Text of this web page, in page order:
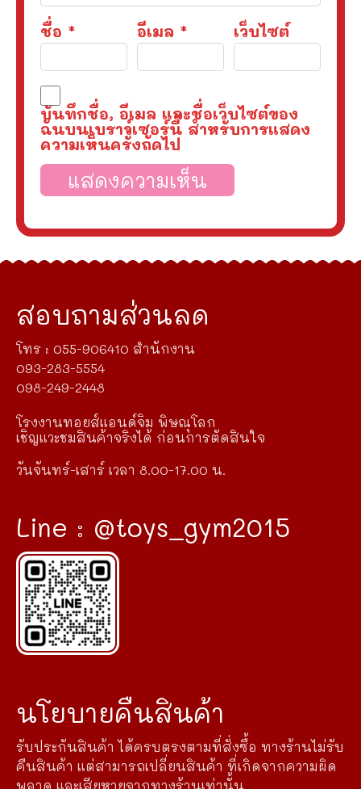
ชื่อ * อีเมล * เว็บไซต์
บันทึกชื่อ, อีเมล และชื่อเว็บไซต์ของ
ฉันบนเบราว์เซอร์นี้ สำหรับการแสดง
ความเห็นครั้งถัดไป
สอบถามส่วนลด
โทร : 055-906410 สำนักงาน
093-283-5554
098-249-2448
โรงงานทอยส์แอนด์จิม พิษณุโลก
เชิญแวะชมสินค้าจริงได้ ก่อนการตัดสินใจ
วันจันทร์-เสาร์ เวลา 8.00-17.00 น.
Line : @toys_gym2015
นโยบายคืนสินค้า
รับประกันสินค้า ได้ครบตรงตามที่สั่งซื้อ ทางร้านไม่รับ
คืนสินค้า แต่สามารถเปลี่ยนสินค้า ที่เกิดจากความผิด
พลาด และเสียหายจากทางร้านเท่านั้น